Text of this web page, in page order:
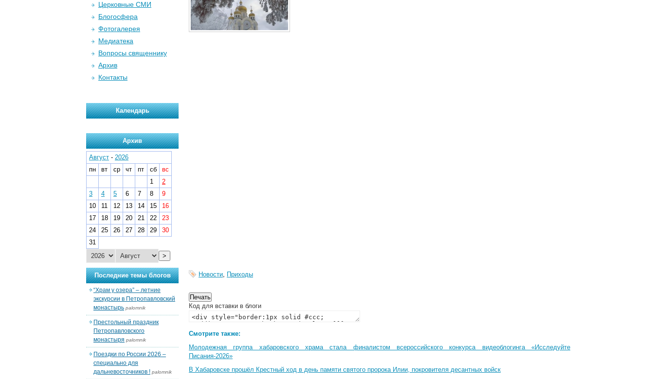
Новости, Приходы
Код для вставки в блоги
Смотрите также:
Молодежная группа хабаровского храма стала финалистом всероссийского конкурса видеоблогинга «Исследуйте
Писания-2026»
В Хабаровске прошёл Крестный ход в день памяти святого пророка Илии, покровителя десантных войск
Церковные СМИ
Блогосфера
Фотогалерея
Медиатека
Вопросы священнику
Архив
Контакты
Календарь
Архив
Август - 2026
пн
вт ср чт пт сб
вс
1
2
3
4 5 6 7 8
9
10
11 12 13 14 15
16
17
18 19 20 21 22
23
24
25 26 27 28 29
30
31
>
Последние темы блогов
“Храм у озера” – летние
экскурсии в Петропавловский
монастырь palomnik
Престольный праздник
Петропавловского
монастыря palomnik
Поездки по России 2026 –
специально для
дальневосточников ! palomnik